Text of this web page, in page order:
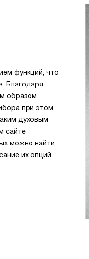
функций, что
Благодаря
образом
при этом
духовым
сайте
можно найти
их опций